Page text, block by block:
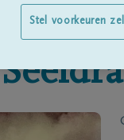
Stel voorkeuren